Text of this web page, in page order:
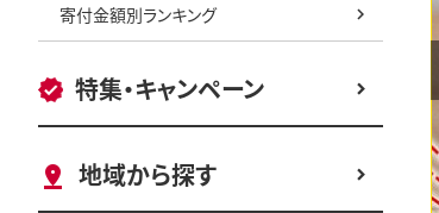
寄付金額別ランキング
特集・キャンペーン
地域から探す